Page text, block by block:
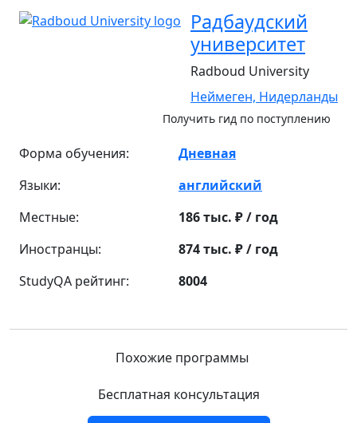
Радбаудский
университет
Radboud University
Неймеген, Нидерланды
Получить гид по поступлению
Форма обучения:
Дневная
Языки:
английский
Местные:
186 тыс. ₽ / год
Иностранцы:
874 тыс. ₽ / год
StudyQA рейтинг:
8004
Похожие программы
Бесплатная консультация